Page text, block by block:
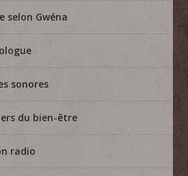
selon Gwéna
sonores
du bien-être
radio